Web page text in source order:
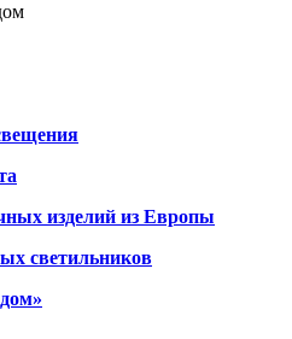
изделий из Европы
светильников